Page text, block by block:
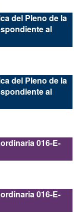
del Pleno de la
al
del Pleno de la
al
016-E-
016-E-